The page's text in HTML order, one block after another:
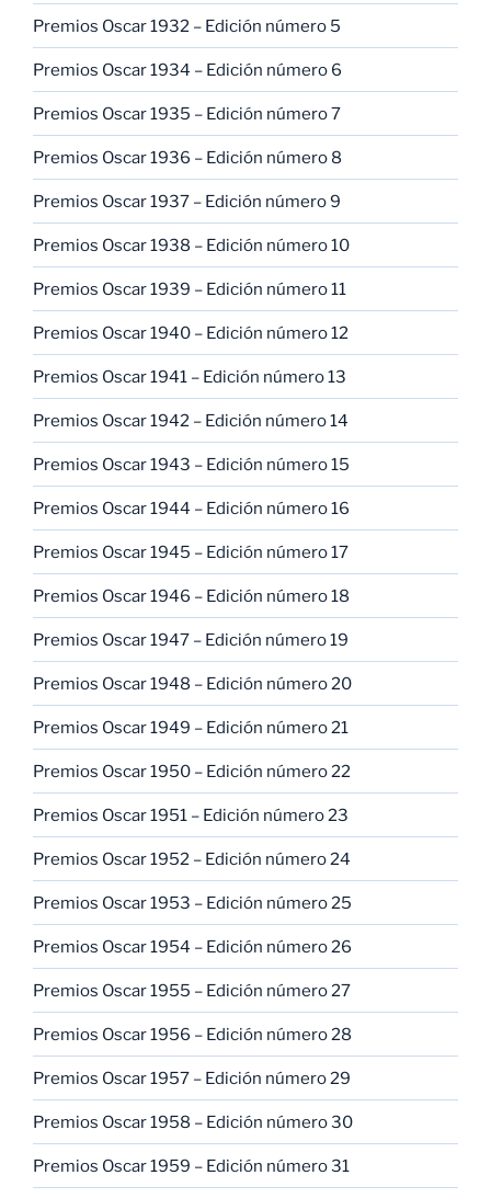
Premios Oscar 1932 – Edición número 5
Premios Oscar 1934 – Edición número 6
Premios Oscar 1935 – Edición número 7
Premios Oscar 1936 – Edición número 8
Premios Oscar 1937 – Edición número 9
Premios Oscar 1938 – Edición número 10
Premios Oscar 1939 – Edición número 11
Premios Oscar 1940 – Edición número 12
Premios Oscar 1941 – Edición número 13
Premios Oscar 1942 – Edición número 14
Premios Oscar 1943 – Edición número 15
Premios Oscar 1944 – Edición número 16
Premios Oscar 1945 – Edición número 17
Premios Oscar 1946 – Edición número 18
Premios Oscar 1947 – Edición número 19
Premios Oscar 1948 – Edición número 20
Premios Oscar 1949 – Edición número 21
Premios Oscar 1950 – Edición número 22
Premios Oscar 1951 – Edición número 23
Premios Oscar 1952 – Edición número 24
Premios Oscar 1953 – Edición número 25
Premios Oscar 1954 – Edición número 26
Premios Oscar 1955 – Edición número 27
Premios Oscar 1956 – Edición número 28
Premios Oscar 1957 – Edición número 29
Premios Oscar 1958 – Edición número 30
Premios Oscar 1959 – Edición número 31